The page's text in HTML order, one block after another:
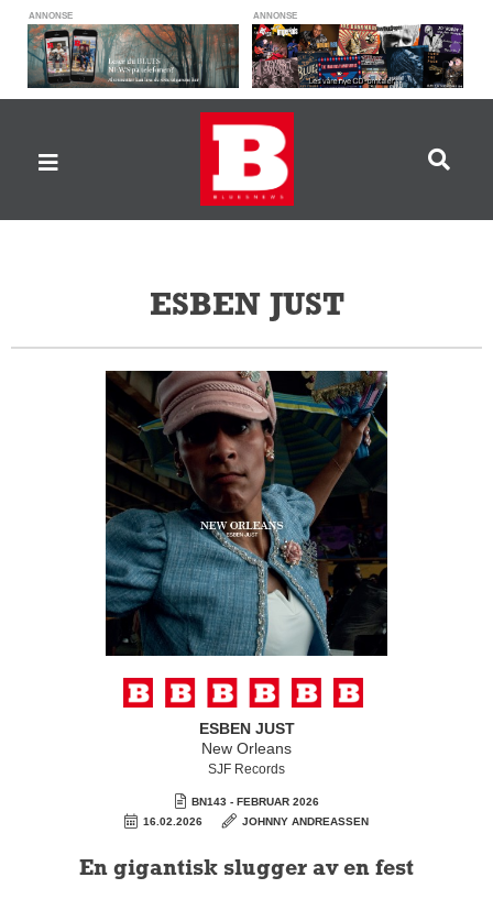
ANNONSE ANNONSE
ESBEN JUST
ESBEN JUST
New Orleans
SJF Records
BN143 - FEBRUAR 2026
16.02.2026
JOHNNY ANDREASSEN
En gigantisk slugger av en fest